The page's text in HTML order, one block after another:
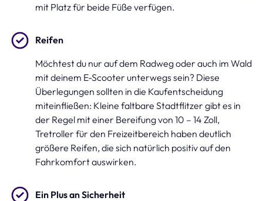
mit Platz für beide Füße verfügen.
Reifen
Möchtest du nur auf dem Radweg oder auch im Wald
mit deinem E-Scooter unterwegs sein? Diese
Überlegungen sollten in die Kaufentscheidung
miteinfließen: Kleine faltbare Stadtflitzer gibt es in
der Regel mit einer Bereifung von 10 – 14 Zoll,
Tretroller für den Freizeitbereich haben deutlich
größere Reifen, die sich natürlich positiv auf den
Fahrkomfort auswirken.
Ein Plus an Sicherheit